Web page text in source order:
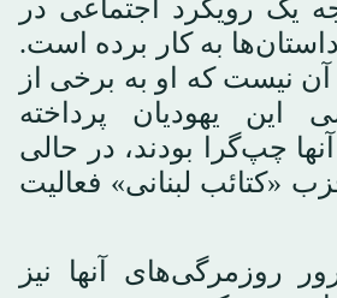
یک رویکرد اجتماعی در
به کار برده است.
آن نیست که او به برخی از
این یهودیان پرداخته
چپ‌گرا بودند، در حالی
«کتائب لبنانی» فعالیت
روزمرگی‌های آنها نیز